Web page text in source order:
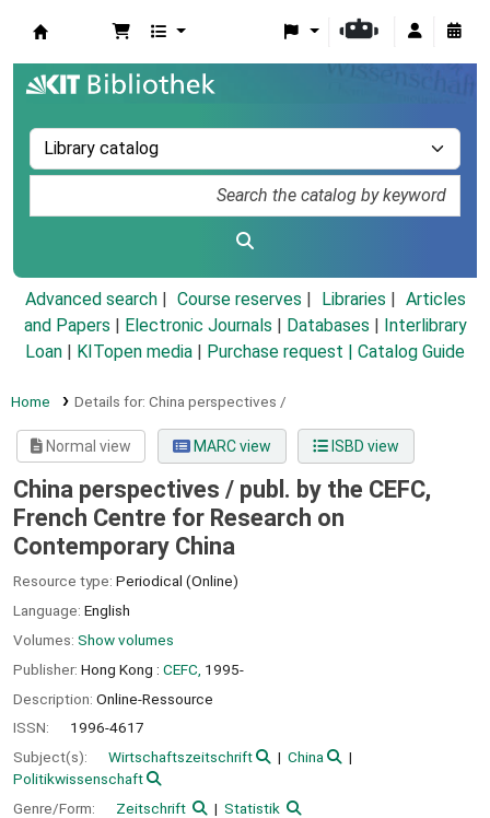
Advanced search Course reserves Libraries
Articles
and Papers
Electronic Journals Databases
Interlibrary
Loan
KITopen media Purchase request | Catalog Guide
Home Details for: China perspectives /
Normal view MARC view ISBD view
China perspectives / publ. by the CEFC,
French Centre for Research on
Contemporary China
Resource type: Periodical (Online)
Language: English
Volumes: Show volumes
Publisher: Hong Kong : CEFC, 1995-
Description: Online-Ressource
ISSN:
1996-4617
Subject(s):
Wirtschaftszeitschrift
China
Politikwissenschaft
Genre/Form:
Zeitschrift Statistik